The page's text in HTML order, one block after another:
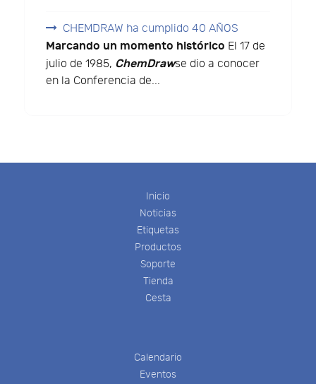
CHEMDRAW ha cumplido 40 AÑOS
Marcando un momento histórico El 17 de
julio de 1985, ChemDrawse dio a conocer
en la Conferencia de...
Inicio
Noticias
Etiquetas
Productos
Soporte
Tienda
Cesta
Calendario
Eventos